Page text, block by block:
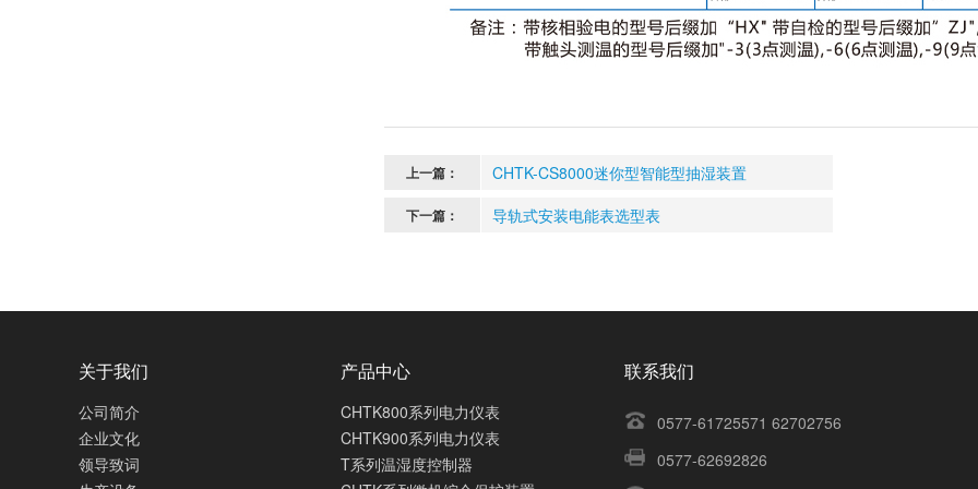
上一篇： CHTK-CS8000迷你型智能型抽湿装置
下一篇： 导轨式安装电能表选型表
关于我们
公司简介
企业文化
领导致词
产品中心
CHTK800系列电力仪表
CHTK900系列电力仪表
T系列温湿度控制器
联系我们
0577-61725571 62702756
0577-62692826